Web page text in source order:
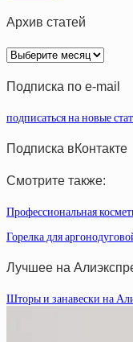
Архив статей
Архив
статей
Подписка по e-mail
подписаться на новые
Подписка вКонтакте
Смотрите также:
Профессиональная
Горелка для
Лучшее на
Шторы и занавески на